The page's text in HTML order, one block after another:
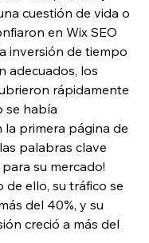
cuestión de vida o
en Wix SEO
inversión de tiempo
adecuados, los
rápidamente
se había
la primera página de
palabras clave
su mercado!
de ello, su tráfico se
del 40%, y su
creció a más del